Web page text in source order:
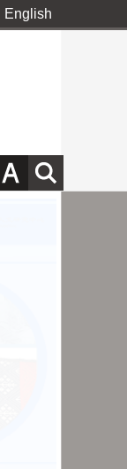
English